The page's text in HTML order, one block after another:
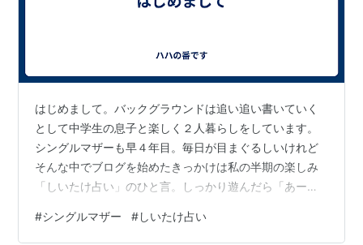
はじめまして。バックグラウンドは追い追い書いていく
として中学生の息子と楽しく２人暮らしをしています。
シングルマザーも早４年目。毎日が目まぐるしいけれど
そんな中でブログを始めたきっかけは私の半期の楽しみ
「しいたけ占い」のひと言。しっかり遊んだら「あー楽
思える時間も持っていたい。働く。家事をする。子と向
#シングルマザー #しいたけ占い